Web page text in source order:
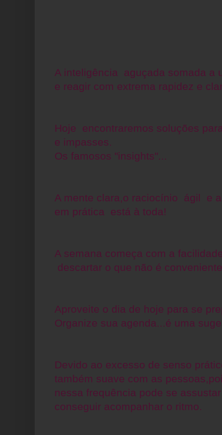
A inteligência aguçada somada a
e reagir com extrema rapidez e
Hoje encontraremos soluções
e impasses.
Os famosos "insights"...
A mente clara,o raciocínio ágil e
em prática está à toda!
A semana começa com a
descartar o que não é
Aproveite o dia de hoje para se
Organize sua agenda...é uma
Devido ao excesso de senso
também suave com as
nessa frequência pode se
conseguir acompanhar o ritmo.